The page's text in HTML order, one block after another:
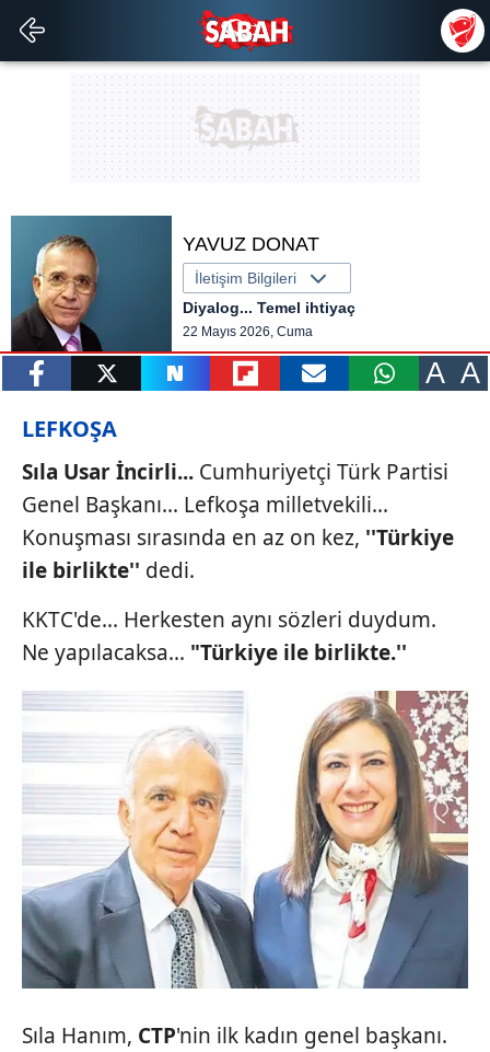
YAVUZ DONAT
İletişim Bilgileri
Diyalog... Temel ihtiyaç
22 Mayıs 2026, Cuma
A A
LEFKOŞA
Sıla Usar İncirli... Cumhuriyetçi Türk Partisi
Genel Başkanı... Lefkoşa milletvekili...
Konuşması sırasında en az on kez, ''Türkiye
ile birlikte'' dedi.
KKTC'de... Herkesten aynı sözleri duydum.
Ne yapılacaksa... "Türkiye ile birlikte.''
Sıla Hanım, CTP'nin ilk kadın genel başkanı.